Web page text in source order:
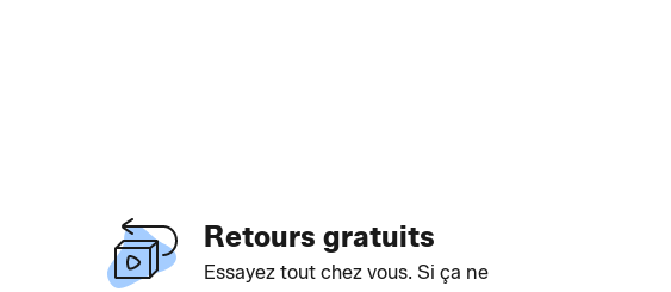
Retours gratuits
Essayez tout chez vous. Si ça ne